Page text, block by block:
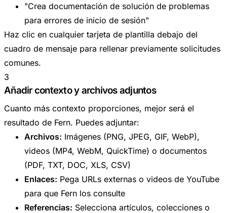
"Crea documentación de solución de problemas
para errores de inicio de sesión"
Haz clic en cualquier tarjeta de plantilla debajo del
cuadro de mensaje para rellenar previamente solicitudes
comunes.
3
Añadir contexto y archivos adjuntos
Cuanto más contexto proporciones, mejor será el
resultado de Fern. Puedes adjuntar:
Archivos: Imágenes (PNG, JPEG, GIF, WebP),
videos (MP4, WebM, QuickTime) o documentos
(PDF, TXT, DOC, XLS, CSV)
Enlaces: Pega URLs externas o videos de YouTube
para que Fern los consulte
Referencias: Selecciona artículos, colecciones o